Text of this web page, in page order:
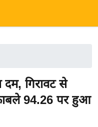
गिरावट से
94.26 पर हुआ